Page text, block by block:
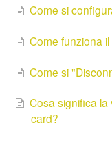
Come si
Come funziona
Come si
Cosa significa la
card?